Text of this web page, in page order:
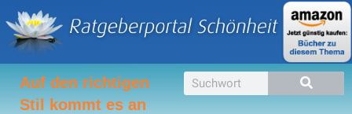
Inhalt
springen
Auf den richtigen
Stil kommt es an
Suche